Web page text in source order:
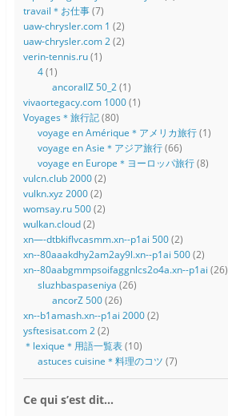
travail＊お仕事(7)
uaw-chrysler.com 1 (2)
uaw-chrysler.com 2(2)
verin-tennis.ru(1)
4(1)
ancorallZ 50_2(1)
vivaortegacy.com 1000(1)
Voyages＊旅行記(80)
voyage en Amérique＊アメリカ旅行(1)
voyage en Asie＊アジア旅行(66)
voyage en Europe＊ヨーロッパ旅行(8)
vulcn.club 2000(2)
vulkn.xyz 2000(2)
womsay.ru 500(2)
wulkan.cloud(2)
xn—-dtbkiflvcasmm.xn--p1ai 500(2)
xn--80aaakdhy2am2ay9l.xn--p1ai 500(2)
xn--80aabgmmpsoifaggnlcs2o4a.xn--p1ai (26)
sluzhbaspaseniya (26)
ancorZ 500(26)
xn--b1amash.xn--p1ai 2000(2)
ysftesisat.com 2(2)
＊lexique＊用語一覧表(10)
astuces cuisine＊料理のコツ (7)
Ce qui s’est dit…